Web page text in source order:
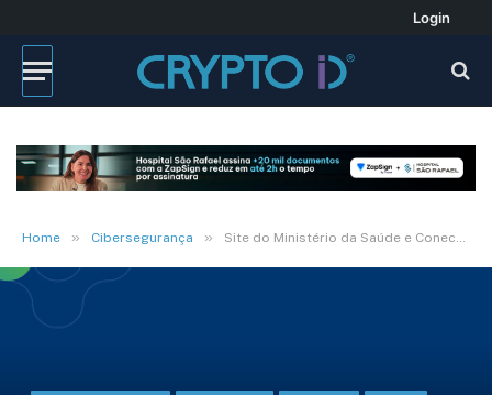
Login
Home » Cibersegurança » Site do Ministério da Saúde e ConecteSUS ficam fora do ar após suposto ataque hacker